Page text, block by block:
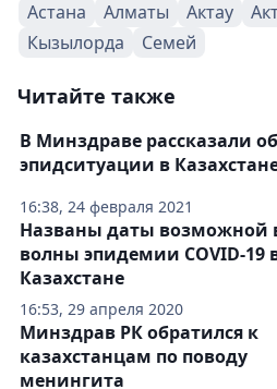
Астана
Алматы Актау
Кызылорда
Семей
Читайте также
16:38, 24 февраля 2021
В Минздраве рассказали об
эпидситуации в
16:53, 29 апреля 2020
Названы даты возможной
волны эпидемии COVID-19
Казахстане
Минздрав РК обратился к
казахстанцам по поводу
менингита